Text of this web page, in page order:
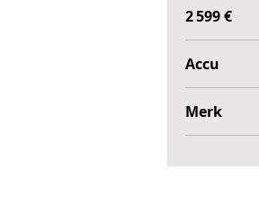
2 599 €
Accu
600Wh
800Wh
Merk
Cube
Sensa